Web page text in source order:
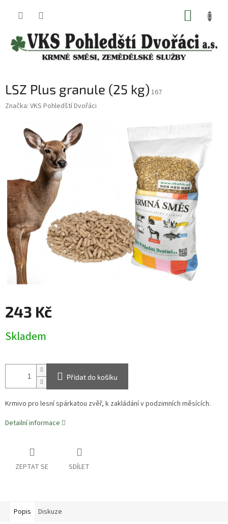
LSZ Plus granule (25 kg) 167
Značka: VKS Pohledští Dvořáci
243 Kč
cena:
Skladem
Přidat do košíku
Krmivo pro lesní spárkatou zvěř, k zakládání v podzimních měsících.
Detailní informace
ZEPTAT SE SDÍLET
Popis Diskuze